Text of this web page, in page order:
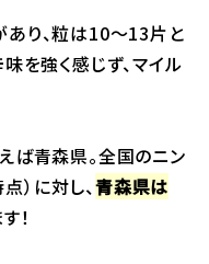
り、粒は10～13片と
を強く感じず、マイル
ば青森県。全国のニン
）に対し、青森県は
！